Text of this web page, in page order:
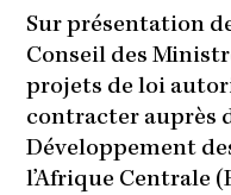
Sur présentation
Conseil des
projets de loi
contracter auprès
Développement
l’Afrique Centrale